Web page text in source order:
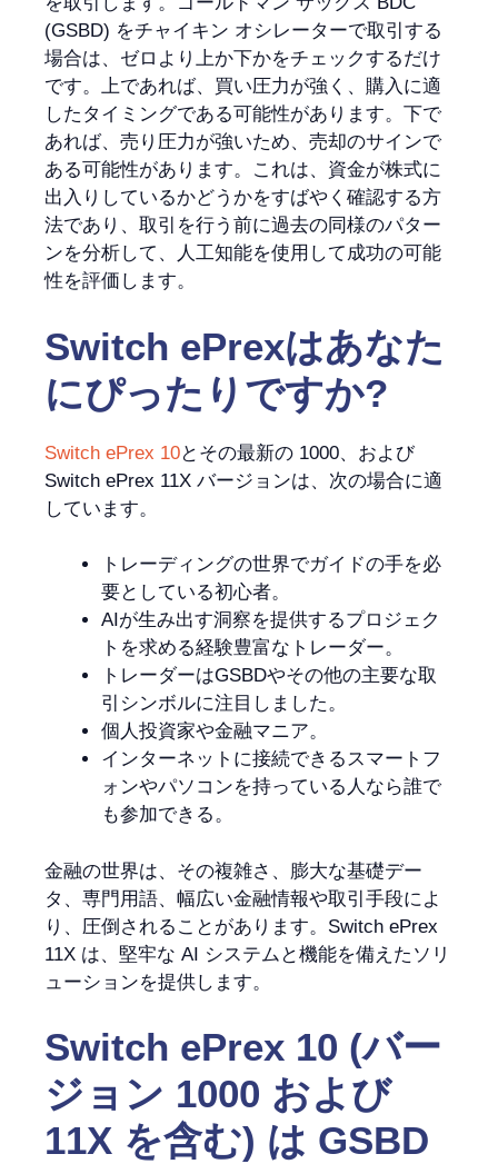
(GSBD) をチャイキン オシレーターで取引する
場合は、ゼロより上か下かをチェックするだけ
です。上であれば、買い圧力が強く、購入に適
したタイミングである可能性があります。下で
あれば、売り圧力が強いため、売却のサインで
ある可能性があります。これは、資金が株式に
出入りしているかどうかをすばやく確認する方
法であり、取引を行う前に過去の同様のパター
ンを分析して、人工知能を使用して成功の可能
性を評価します。
Switch ePrexはあなた
にぴったり ですか?
Switch ePrex 10とその最新の 1000、および
Switch ePrex 11X バージョンは、次の場合に適
しています。
トレーディングの世界でガイドの手を必
要としている初心者。
AIが生み出す洞察を提供するプロジェク
トを求める経験豊富なトレーダー。
トレーダーはGSBDやその他の主要な取
引シンボルに注目しました。
個人投資家や金融マニア。
インターネットに接続できるスマートフ
ォンやパソコンを持っている人なら誰で
も参加できる。
金融の世界は、その複雑さ、膨大な基礎デー
タ、専門用語、幅広い金融情報や取引手段によ
り、圧倒されることがあります。Switch ePrex
11X は、堅牢な AI システムと機能を備えたソリ
ューションを提供します。
Switch ePrex 10 (バー
ジョン 1000 および
11X を含む) は GSBD